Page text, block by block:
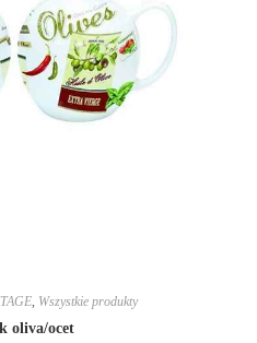
, Wszystkie produkty
oliva/ocet